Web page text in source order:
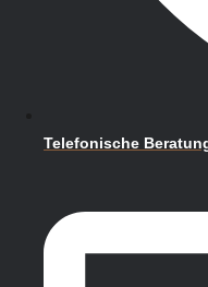
Telefonische